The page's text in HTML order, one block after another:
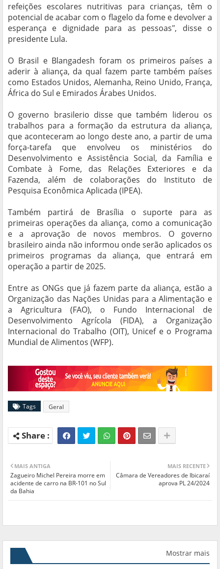
refeições escolares nutritivas para crianças, têm o
potencial de acabar com o flagelo da fome e devolver a
esperança e dignidade para as pessoas", disse o
presidente Lula.
O Brasil e Blangadesh foram os primeiros países a
aderir à aliança, da qual fazem parte também países
como Estados Unidos, Alemanha, Reino Unido, França,
África do Sul e Emirados Árabes Unidos.
O governo brasilerio disse que também liderou os
trabalhos para a formação da estrutura da aliança,
que aconteceram ao longo deste ano, a partir de uma
força-tarefa que envolveu os ministérios do
Desenvolvimento e Assistência Social, da Família e
Combate à Fome, das Relações Exteriores e da
Fazenda, além de colaborações do Instituto de
Pesquisa Econômica Aplicada (IPEA).
Também partirá de Brasília o suporte para as
primeiras operações da aliança, como a comunicação
e a aprovação de novos membros. O governo
brasileiro ainda não informou onde serão aplicados os
primeiros programas da aliança, que entrará em
operação a partir de 2025.
Entre as ONGs que já fazem parte da aliança, estão a
Organização das Nações Unidas para a Alimentação e
a Agricultura (FAO), o Fundo Internacional de
Desenvolvimento Agrícola (FIDA), a Organização
Internacional do Trabalho (OIT), Unicef e o Programa
Mundial de Alimentos (WFP).
Tags Geral
MAIS RECENTE
Câmara de Vereadores de Ibicaraí
aprova PL 24/2024
MAIS ANTIGA
Zagueiro Michel Pereira morre em
acidente de carro na BR-101 no Sul
da Bahia
Mostrar mais